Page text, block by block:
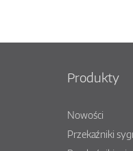
Produkty
Nowości
Przekaźniki